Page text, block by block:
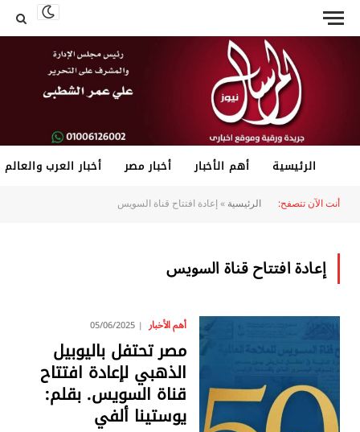
الرئيسية أهم الأخبار أخبار مصر
أخبار العرب والعالم
أنت الآن تتصفح:
الرئيسية»إعادة افتتاح قناة السويس
إعادة افتتاح قناة السويس
أهم الأخبار 05/06/2025
مصر تحتفل باليوبيل
الذهبي لإعادة افتتاح
قناة السويس. بقلم:
يوستينا ألفي